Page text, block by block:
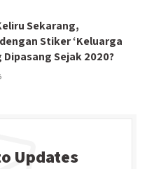
Sekarang,
Stiker ‘Keluarga
Dipasang Sejak 2020?
Updates